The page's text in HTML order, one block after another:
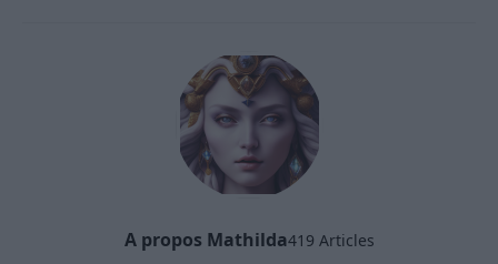
A propos Mathilda419 Articles